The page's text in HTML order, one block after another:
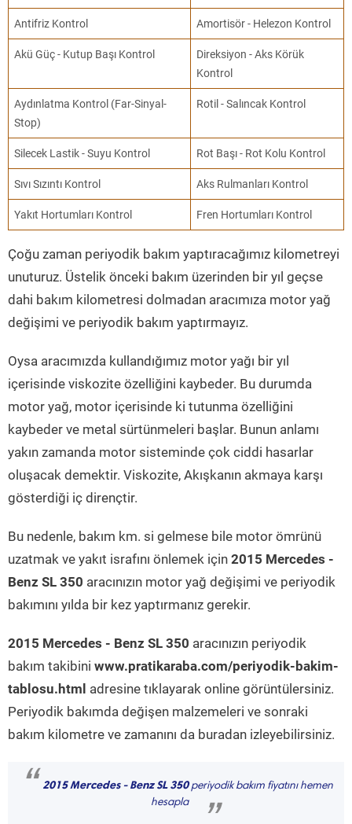
Antifriz Kontrol Amortisör - Helezon Kontrol
Akü Güç - Kutup Başı Kontrol
Direksiyon - Aks Körük
Kontrol
Aydınlatma Kontrol (Far-Sinyal-
Stop)
Rotil - Salıncak Kontrol
Silecek Lastik - Suyu Kontrol Rot Başı - Rot Kolu Kontrol
Sıvı Sızıntı Kontrol Aks Rulmanları Kontrol
Yakıt Hortumları Kontrol Fren Hortumları Kontrol
Çoğu zaman periyodik bakım yaptıracağımız kilometreyi
unuturuz. Üstelik önceki bakım üzerinden bir yıl geçse
dahi bakım kilometresi dolmadan aracımıza motor yağ
değişimi ve periyodik bakım yaptırmayız.
Oysa aracımızda kullandığımız motor yağı bir yıl
içerisinde viskozite özelliğini kaybeder. Bu durumda
motor yağ, motor içerisinde ki tutunma özelliğini
kaybeder ve metal sürtünmeleri başlar. Bunun anlamı
yakın zamanda motor sisteminde çok ciddi hasarlar
oluşacak demektir. Viskozite, Akışkanın akmaya karşı
gösterdiği iç dirençtir.
Bu nedenle, bakım km. si gelmese bile motor ömrünü
uzatmak ve yakıt israfını önlemek için 2015 Mercedes -
Benz SL 350 aracınızın motor yağ değişimi ve periyodik
bakımını yılda bir kez yaptırmanız gerekir.
2015 Mercedes - Benz SL 350 aracınızın periyodik
bakım takibini www.pratikaraba.com/periyodik-bakim-
tablosu.html adresine tıklayarak online görüntülersiniz.
Periyodik bakımda değişen malzemeleri ve sonraki
bakım kilometre ve zamanını da buradan izleyebilirsiniz.
“ 2015 Mercedes - Benz SL 350periyodik bakım fiyatını hemen
hesapla